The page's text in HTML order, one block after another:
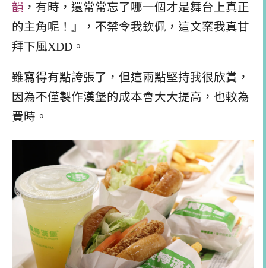
韻 ，有時，還常常忘了哪一個才是舞台上真正
的主角呢！』，不禁令我欽佩，這文案我真甘
拜下風XDD。
雖寫得有點誇張了，但這兩點堅持我很欣賞，
因為不僅製作漢堡的成本會大大提高，也較為
費時。